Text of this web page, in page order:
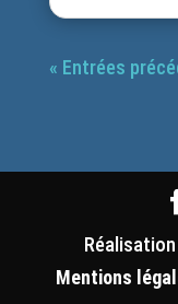
« Entrées
Réalisation
Mentions